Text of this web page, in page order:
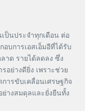
ป็นประจำทุกเดือน ต่อ
บการเอสเอ็มอีที่ได้รับ
าด รายได้ลดลง ซึ่ง
อย่างดียิ่ง เพราะช่วย
ารขับเคลื่อนเศรษฐกิจ
างสมดุลและยั่งยืนทั้ง